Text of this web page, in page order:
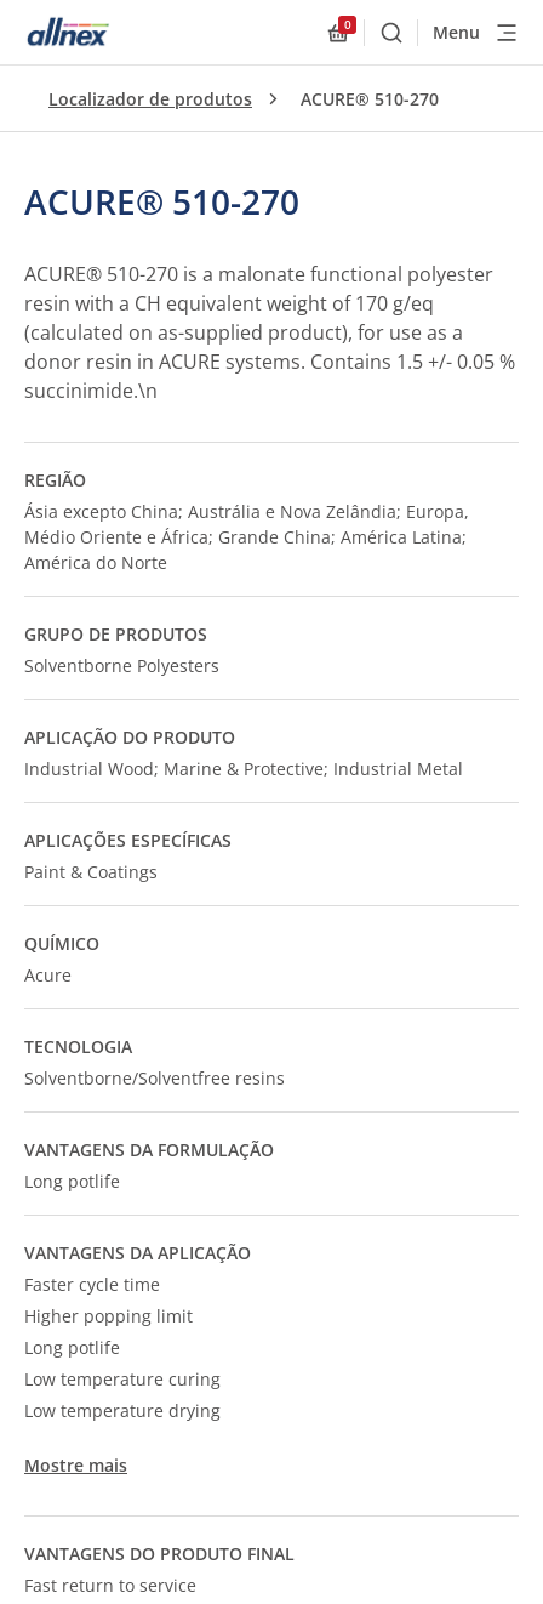
0
BuscarMenu
Localizador de produtos ACURE® 510-270
ACURE® 510-270
ACURE® 510-270 is a malonate functional polyester
resin with a CH equivalent weight of 170 g/eq
(calculated on as-supplied product), for use as a
donor resin in ACURE systems. Contains 1.5 +/- 0.05 %
succinimide.\n
REGIÃO
Ásia excepto China; Austrália e Nova Zelândia; Europa,
Médio Oriente e África; Grande China; América Latina;
América do Norte
GRUPO DE PRODUTOS
Solventborne Polyesters
APLICAÇÃO DO PRODUTO
Industrial Wood; Marine & Protective; Industrial Metal
APLICAÇÕES ESPECÍFICAS
Paint & Coatings
QUÍMICO
Acure
TECNOLOGIA
Solventborne/Solventfree resins
VANTAGENS DA FORMULAÇÃO
Long potlife
VANTAGENS DA APLICAÇÃO
Faster cycle time
Higher popping limit
Long potlife
Low temperature curing
Low temperature drying
Mostre mais
VANTAGENS DO PRODUTO FINAL
Fast return to service